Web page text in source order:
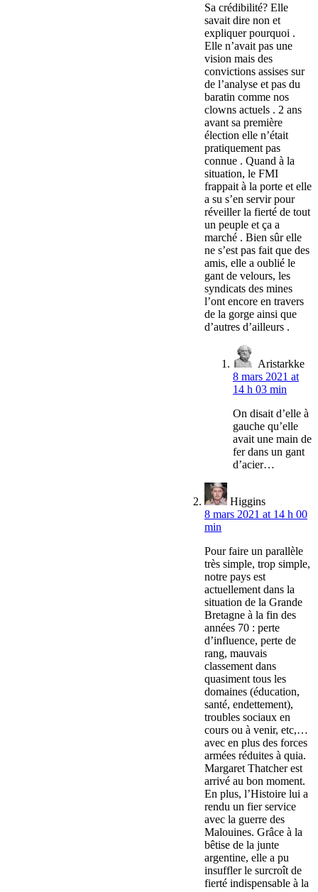
Sa crédibilité? Elle
savait dire non et
expliquer pourquoi .
Elle n’avait pas une
vision mais des
convictions assises sur
de l’analyse et pas du
baratin comme nos
clowns actuels . 2 ans
avant sa première
élection elle n’était
pratiquement pas
connue . Quand à la
situation, le FMI
frappait à la porte et elle
a su s’en servir pour
réveiller la fierté de tout
un peuple et ça a
marché . Bien sûr elle
ne s’est pas fait que des
amis, elle a oublié le
gant de velours, les
syndicats des mines
l’ont encore en travers
de la gorge ainsi que
d’autres d’ailleurs .
Aristarkke
8 mars 2021 at
14 h 03 min
On disait d’elle à
gauche qu’elle
avait une main de
fer dans un gant
d’acier…
Higgins
8 mars 2021 at 14 h 00
min
Pour faire un parallèle
très simple, trop simple,
notre pays est
actuellement dans la
situation de la Grande
Bretagne à la fin des
années 70 : perte
d’influence, perte de
rang, mauvais
classement dans
quasiment tous les
domaines (éducation,
santé, endettement),
troubles sociaux en
cours ou à venir, etc,…
avec en plus des forces
armées réduites à quia.
Margaret Thatcher est
arrivé au bon moment.
En plus, l’Histoire lui a
rendu un fier service
avec la guerre des
Malouines. Grâce à la
bêtise de la junte
argentine, elle a pu
insuffler le surcroît de
fierté indispensable à la